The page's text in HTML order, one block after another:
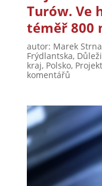
Turów. Ve
téměř 800
autor: Marek
Frýdlantska,
kraj, Polsko,
komentářů